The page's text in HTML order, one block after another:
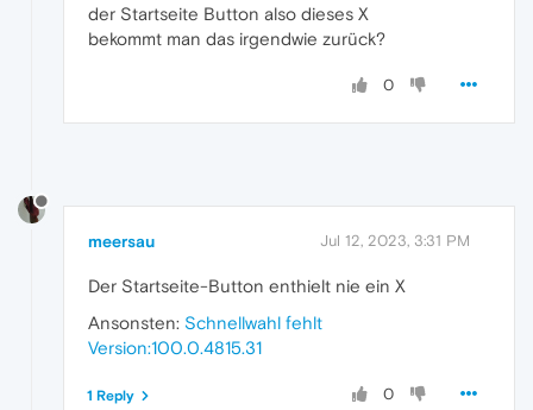
der Startseite Button also dieses X
bekommt man das irgendwie zurück?
0
meersau Jul 12, 2023, 3:31 PM
Der Startseite-Button enthielt nie ein X
Ansonsten: Schnellwahl fehlt
Version:100.0.4815.31
0
1 Reply